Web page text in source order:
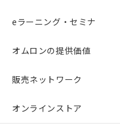
eラーニング・セミナ
オムロンの提供価値
販売ネットワーク
オンラインストア